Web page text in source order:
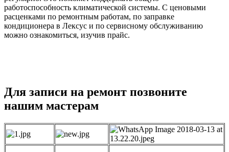
работоспособность климатической системы. С ценовыми
расценками по ремонтным работам, по заправке
кондиционера в Лексус и по сервисному обслуживанию
можно ознакомиться, изучив прайс.
Для записи на ремонт позвоните
нашим мастерам